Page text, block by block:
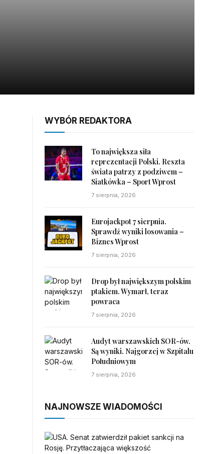
WYBÓR REDAKTORA
To największa siła
reprezentacji Polski. Reszta
świata patrzy z podziwem –
Siatkówka – Sport Wprost
7 sierpnia, 2026
Eurojackpot 7 sierpnia.
Sprawdź wyniki losowania –
Biznes Wprost
7 sierpnia, 2026
Drop był największym polskim
ptakiem. Wymarł, teraz
powraca
7 sierpnia, 2026
Audyt warszawskich SOR-ów.
Są wyniki. Najgorzej w Szpitalu
Południowym
7 sierpnia, 2026
NAJNOWSZE WIADOMOŚCI